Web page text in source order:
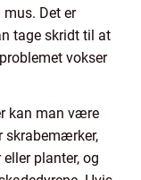
Det er
tage skridt til at
vokser
kan man være
skrabemærker,
planter, og